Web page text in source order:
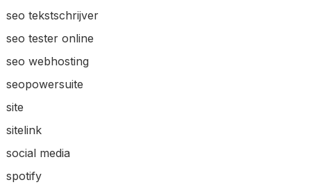
seo tekstschrijver
seo tester online
seo webhosting
seopowersuite
site
sitelink
social media
spotify